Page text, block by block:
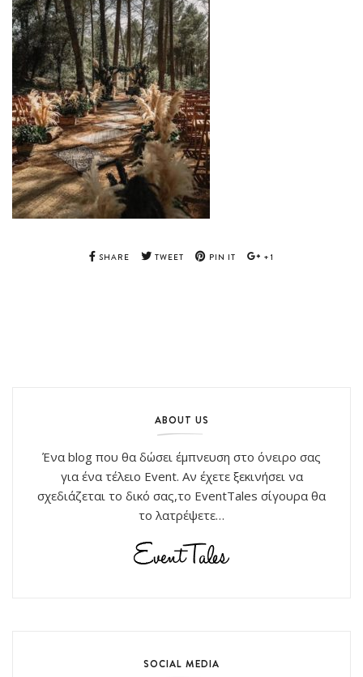
SHARE TWEET PIN IT +1
ABOUT US
Ένα blog που θα δώσει έμπνευση στο όνειρο σας
για ένα τέλειο Event. Αν έχετε ξεκινήσει να
σχεδιάζεται το δικό σας,το EventTales σίγουρα θα
το λατρέψετε…
SOCIAL MEDIA